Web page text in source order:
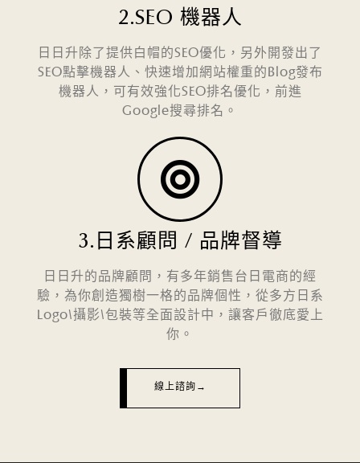
2.SEO 機器人
日日升除了提供白帽的SEO優化，另外開發出了
SEO點擊機器人、快速增加網站權重的Blog發布
機器人，可有效強化SEO排名優化，前進
Google搜尋排名。
3.日系顧問 / 品牌督導
日日升的品牌顧問，有多年銷售台日電商的經
驗，為你創造獨樹一格的品牌個性，從多方日系
Logo\攝影\包裝等全面設計中，讓客戶徹底愛上
你。
線上諮詢→